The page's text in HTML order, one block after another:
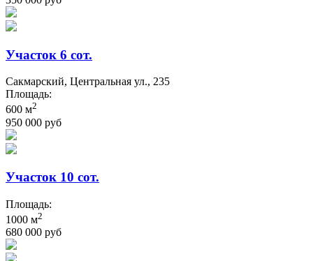
Участок 6 сот.
Сакмарский, Центральная ул., 235
Площадь:
600 м2
950 000 руб
Участок 10 сот.
Площадь:
1000 м2
680 000 руб